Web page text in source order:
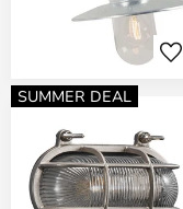
SUMMER DEAL